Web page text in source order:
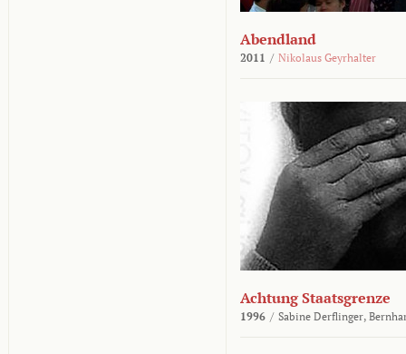
Abendland
2011 / Nikolaus Geyrhalter
Achtung Staatsgrenze
1996 / Sabine Derflinger,